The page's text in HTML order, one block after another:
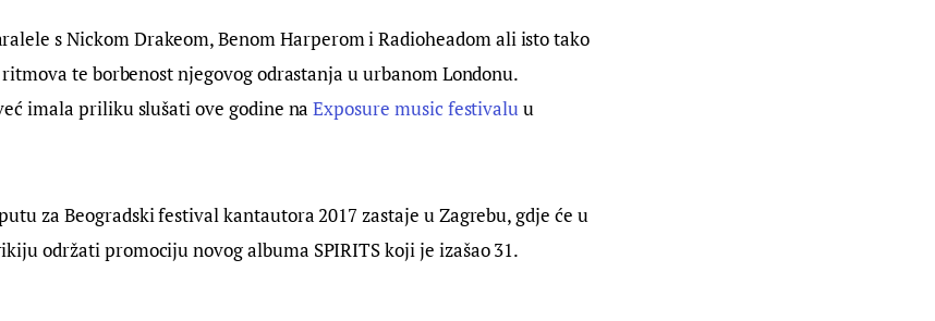
s Nickom Drakeom, Benom Harperom i Radioheadom ali isto tako
te borbenost njegovog odrastanja u urbanom Londonu.
imala priliku slušati ove godine na Exposure music festivalu u
za Beogradski festival kantautora 2017 zastaje u Zagrebu, gdje će u
održati promociju novog albuma SPIRITS koji je izašao 31.